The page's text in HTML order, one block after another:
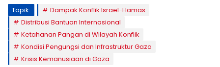
Topik:
Dampak Konflik Israel-Hamas
Distribusi Bantuan Internasional
Ketahanan Pangan di Wilayah Konflik
Kondisi Pengungsi dan Infrastruktur Gaza
Krisis Kemanusiaan di Gaza